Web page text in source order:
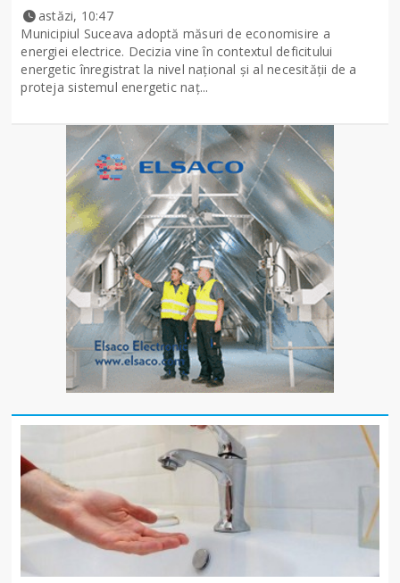
astăzi, 10:47
Municipiul Suceava adoptă măsuri de economisire a
energiei electrice. Decizia vine în contextul deficitului
energetic înregistrat la nivel național și al necesității de a
proteja sistemul energetic naț...